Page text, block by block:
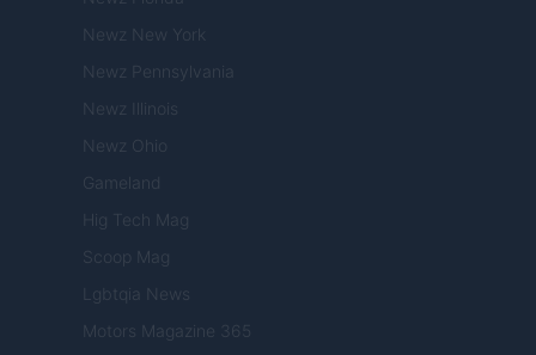
Newz New York
Newz Pennsylvania
Newz Illinois
Newz Ohio
Gameland
Hig Tech Mag
Scoop Mag
Lgbtqia News
Motors Magazine 365